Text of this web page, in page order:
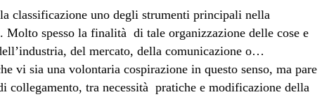
classificazione uno degli strumenti principali nella
spesso la finalità di tale organizzazione delle cose e
del mercato, della comunicazione o…
vi sia una volontaria cospirazione in questo senso, ma pare
collegamento, tra necessità pratiche e modificazione della